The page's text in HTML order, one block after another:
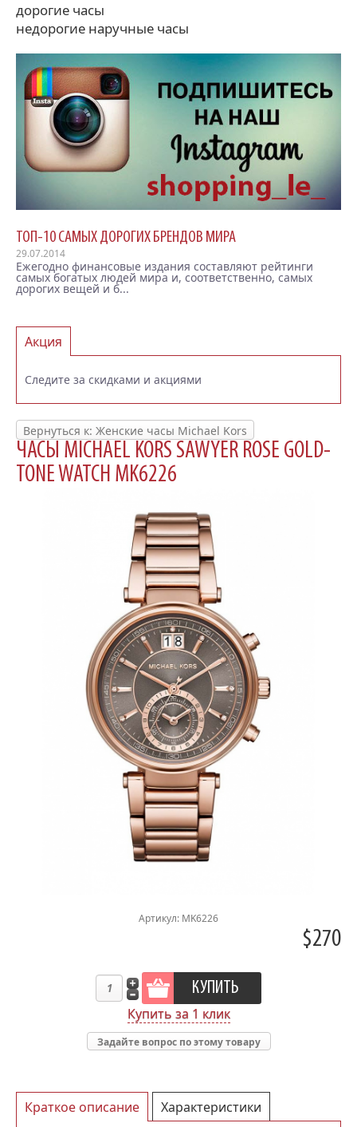
дорогие часы
недорогие наручные часы
ТОП-10 САМЫХ ДОРОГИХ БРЕНДОВ МИРА
29.07.2014
Ежегодно финансовые издания составляют рейтинги
самых богатых людей мира и, соответственно, самых
дорогих вещей и б...
Акция
Следите за скидками и акциями
Вернуться к: Женские часы Michael Kors
ЧАСЫ MICHAEL KORS SAWYER ROSE GOLD-
TONE WATCH MK6226
Артикул: MK6226
$270
Купить за 1 клик
Задайте вопрос по этому товару
Краткое описание
Характеристики